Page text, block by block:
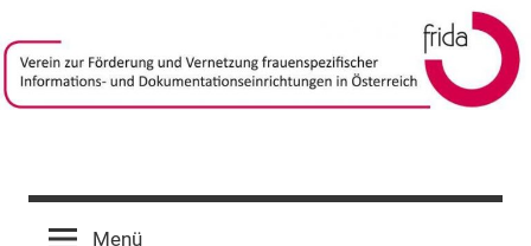
Inhalt
springen
frida-
FörderungMenü